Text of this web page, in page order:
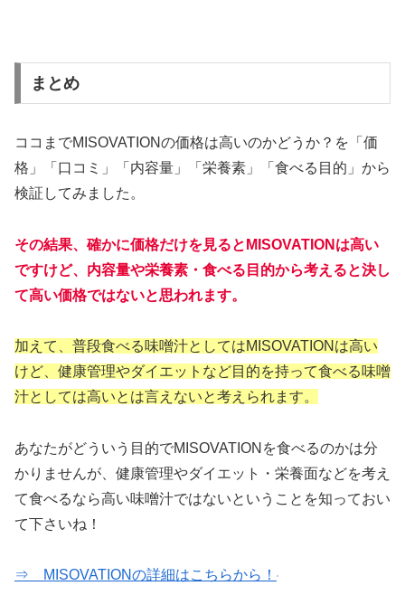
まとめ
ココまでMISOVATIONの価格は高いのかどうか？を「価
格」「口コミ」「内容量」「栄養素」「食べる目的」から
検証してみました。
その結果、確かに価格だけを見るとMISOVATIONは高い
ですけど、内容量や栄養素・食べる目的から考えると決し
て高い価格ではないと思われます。
加えて、普段食べる味噌汁としてはMISOVATIONは高い
けど、健康管理やダイエットなど目的を持って食べる味噌
汁としては高いとは言えないと考えられます。
あなたがどういう目的でMISOVATIONを食べるのかは分
かりませんが、健康管理やダイエット・栄養面などを考え
て食べるなら高い味噌汁ではないということを知っておい
て下さいね！
⇒ MISOVATIONの詳細はこちらから！